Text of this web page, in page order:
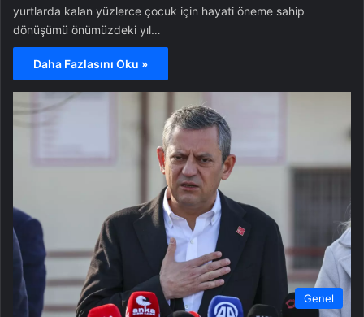
yurtlarda kalan yüzlerce çocuk için hayati öneme sahip
dönüşümü önümüzdeki yıl…
Daha Fazlasını Oku »
Genel